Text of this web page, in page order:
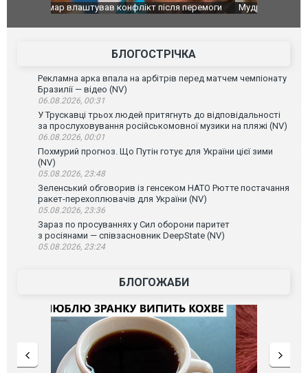
Мудрик провів перший матч за "Челсі" після
під час
Франції
БЛОГОСТРІЧКА
Рекламна арка впала на арбітрів перед матчем чемпіонату
Бразилії — відео (NV)
06.08.2026, 00:31
У Трускавці трьох людей притягнуть до відповідальності
за прослуховування російськомовної музики на пляжі (NV)
06.08.2026, 00:01
Похмурий прогноз. Що Путін готує для України цієї зими
(NV)
05.08.2026, 23:48
Зеленський обговорив із генсеком НАТО Рютте постачання
ракет-перехоплювачів для України (NV)
05.08.2026, 23:36
Зараз по просуваннях у Сил оборони паритет
з росіянами — співзасновник DeepState (NV)
05.08.2026, 23:24
БЛОГОЖАБИ